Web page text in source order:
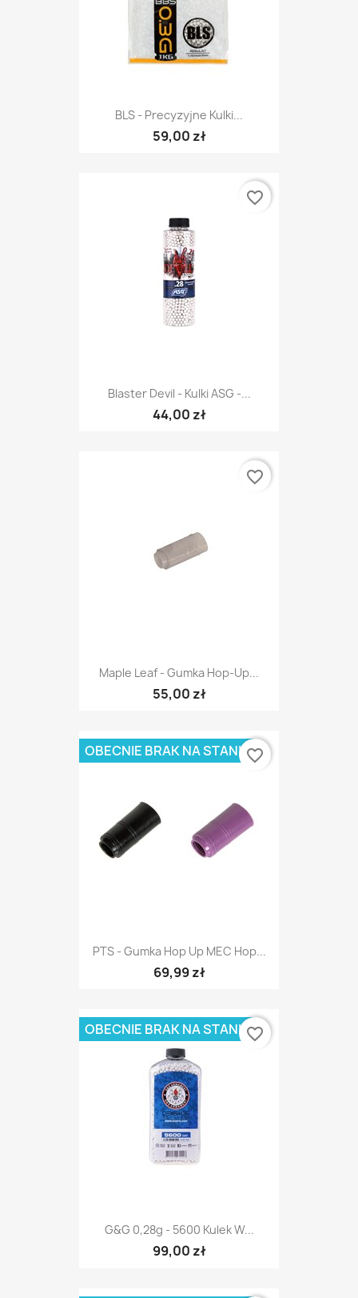
BLS - Precyzyjne Kulki...
59,00 zł
Blaster Devil - Kulki ASG -...
44,00 zł
favorite_border
Maple Leaf - Gumka Hop-Up...
55,00 zł
favorite_border
PTS - Gumka Hop Up MEC Hop...
69,99 zł
OBECNIE BRAK NA STANIEfavorite_border
G&G 0,28g - 5600 Kulek W...
99,00 zł
OBECNIE BRAK NA STANIEfavorite_border